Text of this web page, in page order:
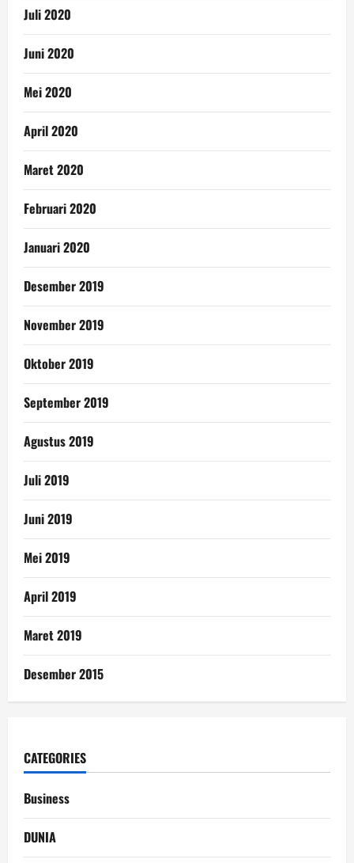
Juli 2020
Juni 2020
Mei 2020
April 2020
Maret 2020
Februari 2020
Januari 2020
Desember 2019
November 2019
Oktober 2019
September 2019
Agustus 2019
Juli 2019
Juni 2019
Mei 2019
April 2019
Maret 2019
Desember 2015
CATEGORIES
Business
DUNIA